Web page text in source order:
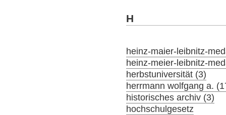
H
heinz-maier-leibnitz-
heinz-meier-leibnitz-
herbstuniversität (3)
herrmann wolfgang a.
historisches archiv (3)
hochschulgesetz